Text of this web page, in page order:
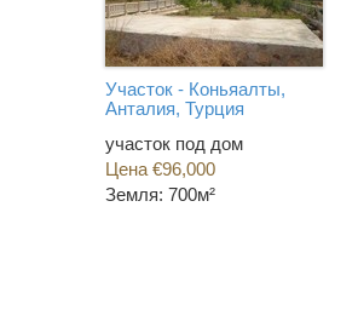
Участок - Коньяалты,
Анталия, Турция
участок под дом
Цена €96,000
Земля: 700м²